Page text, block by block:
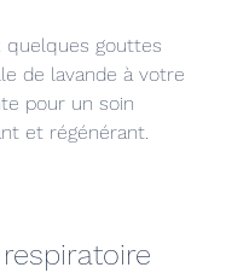
quelques gouttes
de lavande à votre
pour un soin
et régénérant.